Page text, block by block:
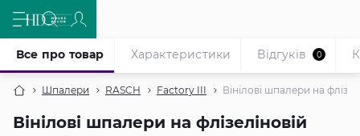
Шпалери RASCH Factory III Вінілові шпалери на
Вінілові шпалери на флізеліновій
Все про товар Характеристики Відгуків 0